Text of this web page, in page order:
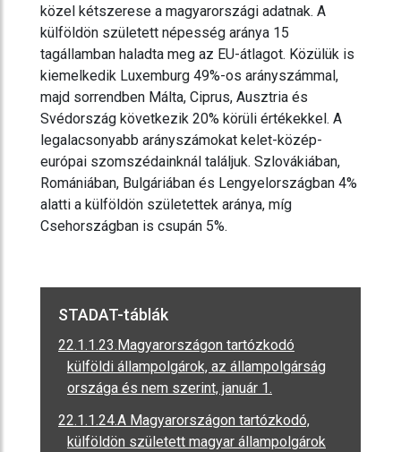
közel kétszerese a magyarországi adatnak. A
külföldön született népesség aránya 15
tagállamban haladta meg az EU-átlagot. Közülük is
kiemelkedik Luxemburg 49%-os arányszámmal,
majd sorrendben Málta, Ciprus, Ausztria és
Svédország következik 20% körüli értékekkel. A
legalacsonyabb arányszámokat kelet-közép-
európai szomszédainknál találjuk. Szlovákiában,
Romániában, Bulgáriában és Lengyelországban 4%
alatti a külföldön születettek aránya, míg
Csehországban is csupán 5%.
STADAT-táblák
22.1.1.23.Magyarországon tartózkodó
külföldi állampolgárok, az állampolgárság
országa és nem szerint, január 1.
22.1.1.24.A Magyarországon tartózkodó,
külföldön született magyar állampolgárok